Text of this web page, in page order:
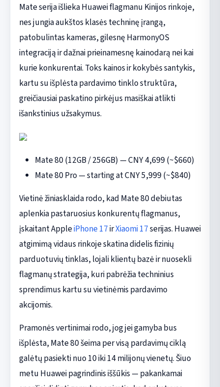
Mate serija išlieka Huawei flagmanu Kinijos rinkoje,
nes jungia aukštos klasės techninę įrangą,
patobulintas kameras, gilesnę HarmonyOS
integraciją ir dažnai prieinamesnę kainodarą nei kai
kurie konkurentai. Toks kainos ir kokybės santykis,
kartu su išplėsta pardavimo tinklo struktūra,
greičiausiai paskatino pirkėjus masiškai atlikti
išankstinius užsakymus.
Mate 80 (12GB / 256GB) — CNY 4,699 (~$660)
Mate 80 Pro — starting at CNY 5,999 (~$840)
Vietinė žiniasklaida rodo, kad Mate 80 debiutas
aplenkia pastaruosius konkurentų flagmanus,
įskaitant AppleiPhone 17irXiaomi 17serijas. Huawei
atgimimą vidaus rinkoje skatina didelis fizinių
parduotuvių tinklas, lojali klientų bazė ir nuosekli
flagmanų strategija, kuri pabrėžia techninius
sprendimus kartu su vietinėmis pardavimo
akcijomis.
Pramonės vertinimai rodo, jog jei gamyba bus
išplėsta, Mate 80 šeima per visą pardavimų ciklą
galėtų pasiekti nuo 10 iki 14 milijonų vienetų. Šiuo
metu Huawei pagrindinis iššūkis — pakankamai